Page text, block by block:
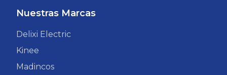
Nuestras Marcas
Delixi Electric
Kinee
Madincos